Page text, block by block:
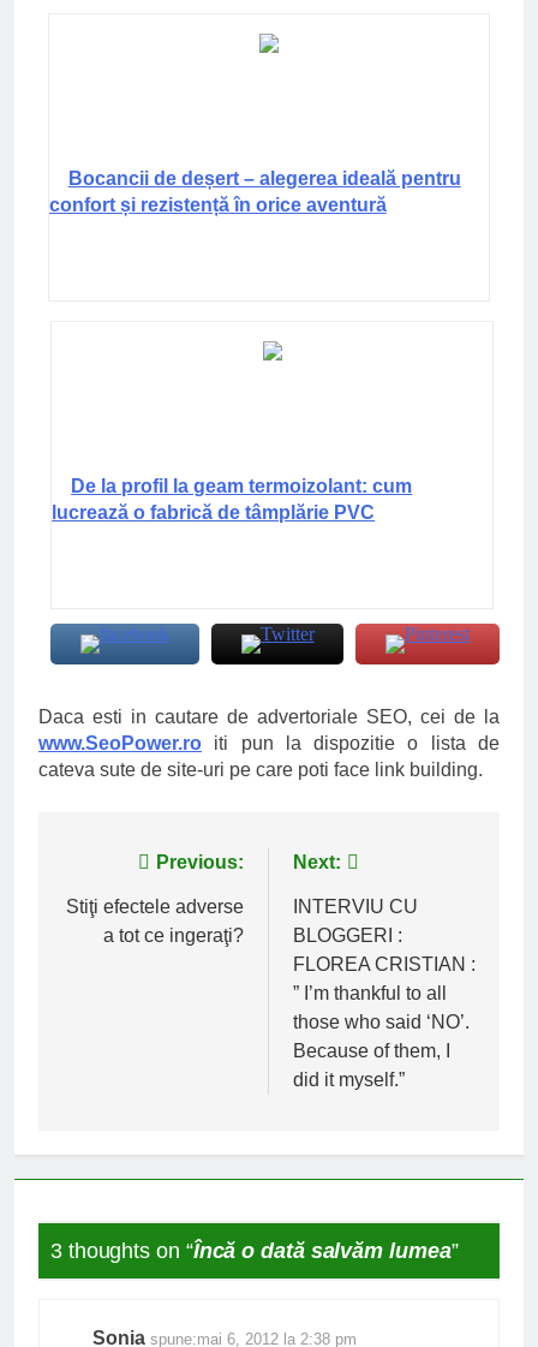
Bocancii de deșert – alegerea ideală pentru
confort și rezistență în orice aventură
De la profil la geam termoizolant: cum
lucrează o fabrică de tâmplărie PVC
Daca esti in cautare de advertoriale SEO, cei de la
www.SeoPower.ro iti pun la dispozitie o lista de
cateva sute de site-uri pe care poti face link building.
Navigare
în
Previous:
Stiţi efectele adverse
a tot ce ingeraţi?
Next:
INTERVIU CU
BLOGGERI :
FLOREA CRISTIAN :
” I’m thankful to all
those who said ‘NO’.
Because of them, I
did it myself.”
3 thoughts on “Încă o dată salvăm lumea”
Sonia spune:mai 6, 2012 la 2:38 pm